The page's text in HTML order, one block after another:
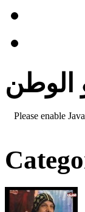
الوطن
Please enable